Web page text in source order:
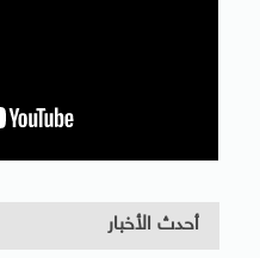
أحدث الأخبار